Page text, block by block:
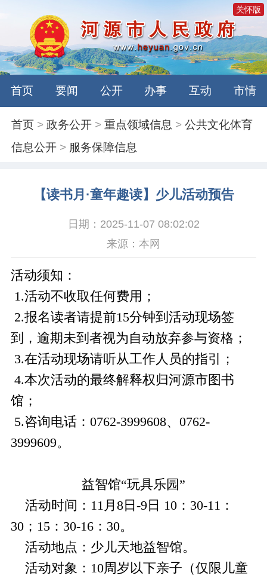
关怀版
首页 要闻 公开 办事 互动 市情
首页 >政务公开 >重点领域信息 >公共文化体育
信息公开 > 服务保障信息
【读书月·童年趣读】少儿活动预告
日期：2025-11-07 08:02:02
来源：本网
活动须知：
1.活动不收取任何费用；
2.报名读者请提前15分钟到活动现场签
到，逾期未到者视为自动放弃参与资格；
3.在活动现场请听从工作人员的指引；
4.本次活动的最终解释权归河源市图书
馆；
5.咨询电话：0762-3999608、0762-
3999609。
益智馆“玩具乐园”
活动时间：11月8日-9日 10：30-11：
30；15：30-16：30。
活动地点：少儿天地益智馆。
活动对象：10周岁以下亲子（仅限儿童